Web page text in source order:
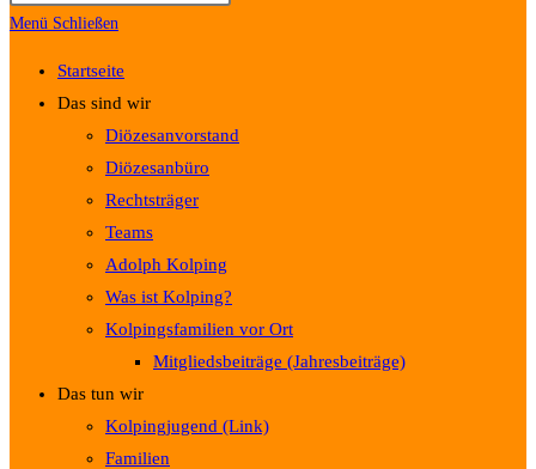
Menü Schließen
Startseite
Das sind wir
Diözesanvorstand
Diözesanbüro
Rechtsträger
Teams
Adolph Kolping
Was ist Kolping?
Kolpingsfamilien vor Ort
Mitgliedsbeiträge (Jahresbeiträge)
Das tun wir
Kolpingjugend (Link)
Familien